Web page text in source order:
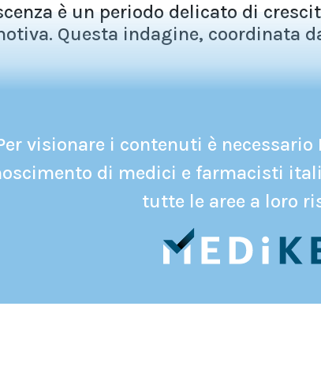
è un periodo delicato di
Questa indagine, coordinata
visionare i contenuti è
di medici e farmacisti
tutte le aree a loro